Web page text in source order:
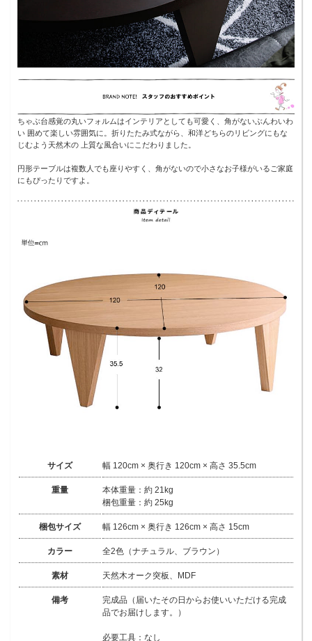
ちゃぶ台感覚の丸いフォルムはインテリアとしても可愛く、角がないぶんわいわ
い 囲めて楽しい雰囲気に。折りたたみ式ながら、和洋どちらのリビングにもな
じむよう天然木の 上質な風合いにこだわりました。
円形テーブルは複数人でも座りやすく、角がないので小さなお子様がいるご家庭
にもぴったりですよ。
サイズ 幅 120cm × 奥行き 120cm × 高さ 35.5cm
重量
本体重量：約 21kg
梱包重量：約 25kg
梱包サイズ 幅 126cm × 奥行き 126cm × 高さ 15cm
カラー 全2色（ナチュラル、ブラウン）
素材 天然木オーク突板、MDF
備考
完成品（届いたその日からお使いいただける完成
品でお届けします。）
必要工具：なし